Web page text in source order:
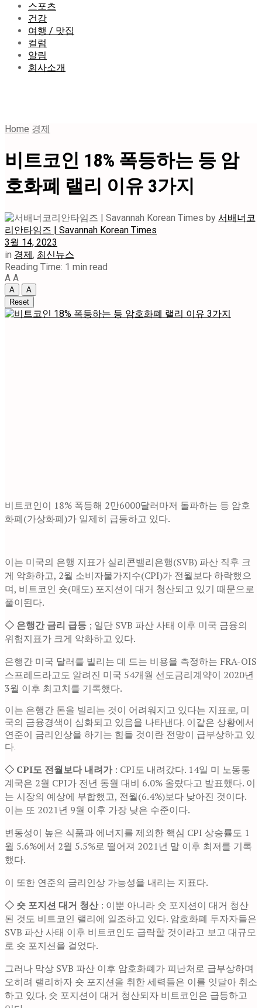
스포츠
건강
여행 / 맛집
컬럼
알림
회사소개
Home 경제
비트코인 18% 폭등하는 등 암
호화폐 랠리 이유 3가지
by 서배너코
리안타임즈 | Savannah Korean Times
3월 14, 2023
in 경제, 최신뉴스
Reading Time: 1 min read
A A
A
A
Reset
비트코인이 18% 폭등해 2만6000달러마저 돌파하는 등 암호
화폐(가상화폐)가 일제히 급등하고 있다.
이는 미국의 은행 지표가 실리콘밸리은행(SVB) 파산 직후 크
게 악화하고, 2월 소비자물가지수(CPI)가 전월보다 하락했으
며, 비트코인 숏(매도) 포지션이 대거 청산되고 있기 때문으로
풀이된다.
◇ 은행간 금리 급등 ; 일단 SVB 파산 사태 이후 미국 금융의
위험지표가 크게 악화하고 있다.
은행간 미국 달러를 빌리는 데 드는 비용을 측정하는 FRA-OIS
스프레드라고도 알려진 미국 54개월 선도금리계약이 2020년
3월 이후 최고치를 기록했다.
이는 은행간 돈을 빌리는 것이 어려워지고 있다는 지표로, 미
국의 금융경색이 심화되고 있음을 나타낸다. 이같은 상황에서
연준이 금리인상을 하기는 힘들 것이란 전망이 급부상하고 있
다.
◇ CPI도 전월보다 내려가: CPI도 내려갔다. 14일 미 노동통
계국은 2월 CPI가 전년 동월 대비 6.0% 올랐다고 발표했다. 이
는 시장의 예상에 부합했고, 전월(6.4%)보다 낮아진 것이다.
이는 또 2021년 9월 이후 가장 낮은 수준이다.
변동성이 높은 식품과 에너지를 제외한 핵심 CPI 상승률도 1
월 5.6%에서 2월 5.5%로 떨어져 2021년 말 이후 최저를 기록
했다.
이 또한 연준의 금리인상 가능성을 내리는 지표다.
◇ 숏 포지션 대거 청산: 이뿐 아니라 숏 포지션이 대거 청산
된 것도 비트코인 랠리에 일조하고 있다. 암호화폐 투자자들은
SVB 파산 사태 이후 비트코인도 급락할 것이라고 보고 대규모
로 숏 포지션을 걸었다.
그러나 막상 SVB 파산 이후 암호화폐가 피난처로 급부상하며
오히려 랠리하자 숏 포지션을 취한 세력들은 이를 잇달아 취소
하고 있다. 숏 포지션이 대거 청산되자 비트코인은 급등하고